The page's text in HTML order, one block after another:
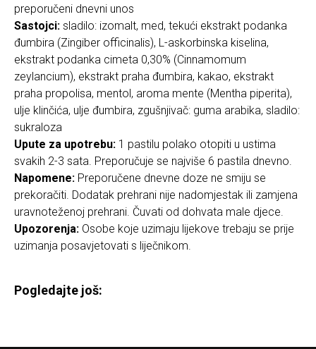
preporučeni dnevni unos
Sastojci: sladilo: izomalt, med, tekući ekstrakt podanka
đumbira (Zingiber officinalis), L-askorbinska kiselina,
ekstrakt podanka cimeta 0,30% (Cinnamomum
zeylancium), ekstrakt praha đumbira, kakao, ekstrakt
praha propolisa, mentol, aroma mente (Mentha piperita),
ulje klinčića, ulje đumbira, zgušnjivač: guma arabika, sladilo:
sukraloza
Upute za upotrebu: 1 pastilu polako otopiti u ustima
svakih 2-3 sata. Preporučuje se najviše 6 pastila dnevno.
Napomene: Preporučene dnevne doze ne smiju se
prekoračiti. Dodatak prehrani nije nadomjestak ili zamjena
uravnoteženoj prehrani. Čuvati od dohvata male djece.
Upozorenja: Osobe koje uzimaju lijekove trebaju se prije
uzimanja posavjetovati s liječnikom.
Pogledajte još: